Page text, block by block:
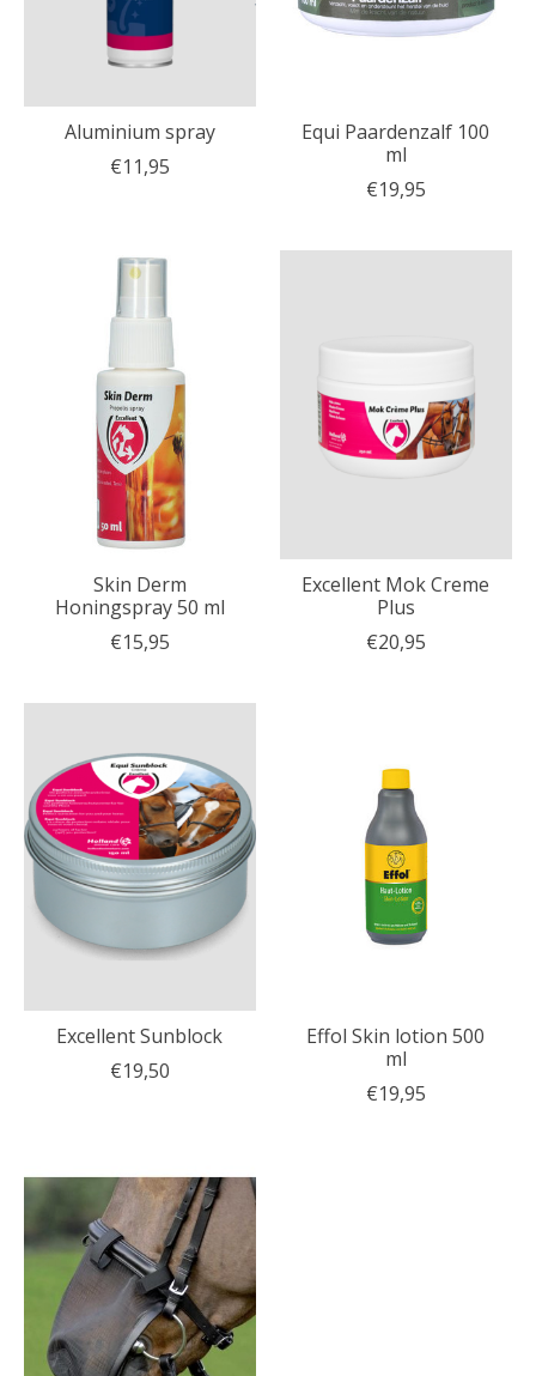
Aluminium spray
€11,95
Equi Paardenzalf 100
ml
€19,95
Skin Derm
Honingspray 50 ml
€15,95
Excellent Mok Creme
Plus
€20,95
Excellent Sunblock
€19,50
Effol Skin lotion 500
ml
€19,95